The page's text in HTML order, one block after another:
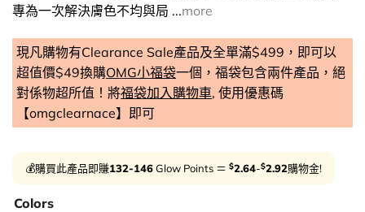
專為一次解決膚色不均與局 ...more
現凡購物有Clearance Sale產品及全單滿$499，即可以
超值價$49換購OMG小福袋一個，福袋包含兩件產品，絕
對係物超所值！將福袋加入購物車, 使用優惠碼
【omgclearnace】即可
💰購買此產品即賺132-146Glow Points ＝ $2.64-$2.92購物金!
Colors